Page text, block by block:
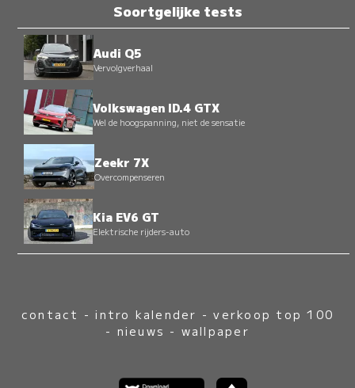
Soortgelijke tests
Audi Q5
Vervolgverhaal
Volkswagen ID.4 GTX
Wel de hoogspanning, niet de sensatie
Zeekr 7X
Overcompenseren
Kia EV6 GT
Elektrische rijders-auto
contact -intro kalender -verkoop top 100
- nieuws - wallpaper